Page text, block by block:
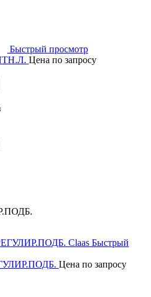
Быстрый просмотр
Цена по запросу
Быстрый
Цена по запросу